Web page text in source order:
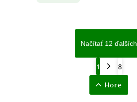
Načítať 12 ďalších
1 8
Hore